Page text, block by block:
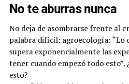
No te aburras nunca
No deja de asombrarse frente al
palabra difícil: agroecología: “Lo
supera exponencialmente las
tener cuando empezó todo esto”.
esto?